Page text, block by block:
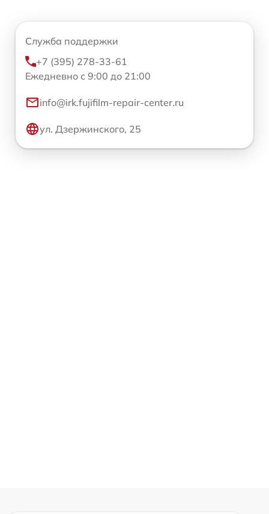
Служба поддержки
+7 (395) 278-33-61
Ежедневно с 9:00 до 21:00
info@irk.fujifilm-repair-center.ru
ул. Дзержинского, 25